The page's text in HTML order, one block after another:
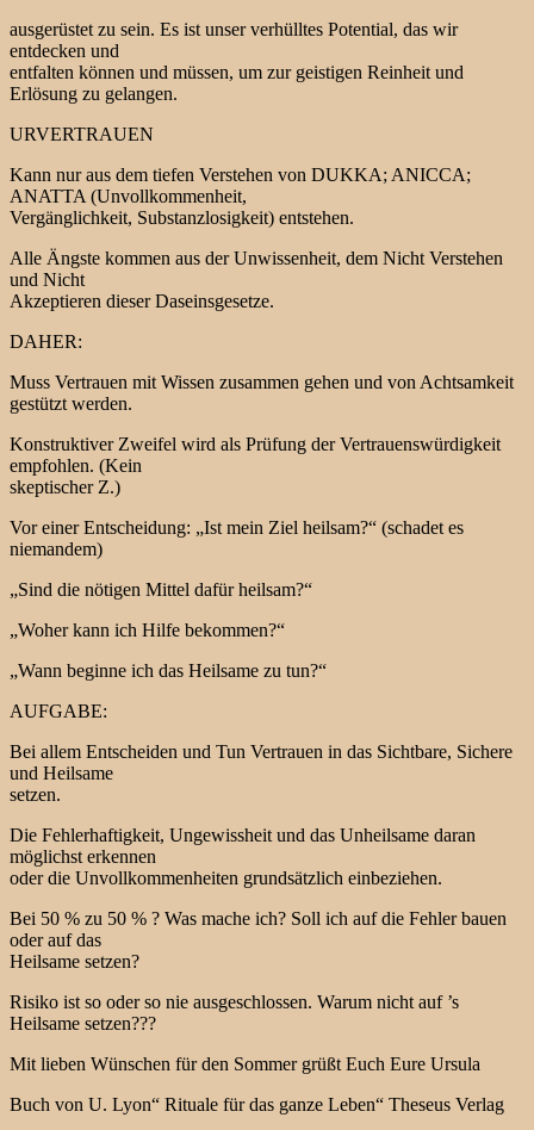
ausgerüstet zu sein. Es ist unser verhülltes Potential, das wir
entdecken und
entfalten können und müssen, um zur geistigen Reinheit und
Erlösung zu gelangen.
URVERTRAUEN
Kann nur aus dem tiefen Verstehen von DUKKA; ANICCA;
ANATTA (Unvollkommenheit,
Vergänglichkeit, Substanzlosigkeit) entstehen.
Alle Ängste kommen aus der Unwissenheit, dem Nicht Verstehen
und Nicht
Akzeptieren dieser Daseinsgesetze.
DAHER:
Muss Vertrauen mit Wissen zusammen gehen und von Achtsamkeit
gestützt werden.
Konstruktiver Zweifel wird als Prüfung der Vertrauenswürdigkeit
empfohlen. (Kein
skeptischer Z.)
Vor einer Entscheidung: „Ist mein Ziel heilsam?“ (schadet es
niemandem)
„Sind die nötigen Mittel dafür heilsam?“
„Woher kann ich Hilfe bekommen?“
„Wann beginne ich das Heilsame zu tun?“
AUFGABE:
Bei allem Entscheiden und Tun Vertrauen in das Sichtbare, Sichere
und Heilsame
setzen.
Die Fehlerhaftigkeit, Ungewissheit und das Unheilsame daran
möglichst erkennen
oder die Unvollkommenheiten grundsätzlich einbeziehen.
Bei 50 % zu 50 % ? Was mache ich? Soll ich auf die Fehler bauen
oder auf das
Heilsame setzen?
Risiko ist so oder so nie ausgeschlossen. Warum nicht auf ’s
Heilsame setzen???
Mit lieben Wünschen für den Sommer grüßt Euch Eure Ursula
Buch von U. Lyon“ Rituale für das ganze Leben“ Theseus Verlag